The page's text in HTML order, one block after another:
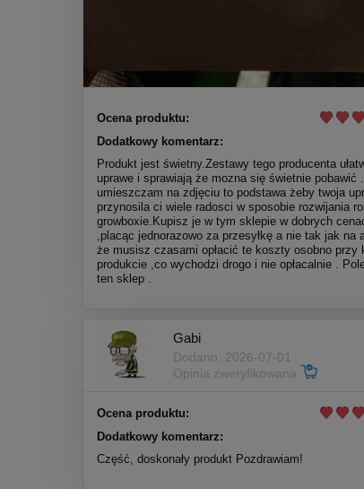
Ocena produktu:
Dodatkowy komentarz:
Produkt jest świetny.Zestawy tego producenta
uprawe i sprawiają że mozna się świetnie pobawić
umieszczam na zdjęciu to podstawa żeby twoja
przynosila ci wiele radosci w sposobie rozwijania
growboxie.Kupisz je w tym sklepie w dobrych
,placąc jednorazowo za przesyłkę a nie tak jak na
że musisz czasami opłacić te koszty osobno przy
produkcie ,co wychodzi drogo i nie opłacalnie .
ten sklep .
Gabi
Dodano: 2026-07-01
Opinia zweryfikowana
Ocena produktu:
Dodatkowy komentarz:
Część, doskonały produkt Pozdrawiam!